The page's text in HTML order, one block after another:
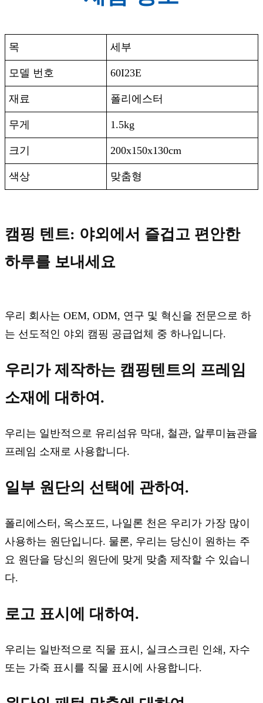
목 세부
모델 번호 60I23E
재료 폴리에스터
무게 1.5kg
크기 200x150x130cm
색상 맞춤형
캠핑 텐트: 야외에서 즐겁고 편안한
하루를 보내세요
우리 회사는 OEM, ODM, 연구 및 혁신을 전문으로 하
는 선도적인 야외 캠핑 공급업체 중 하나입니다.
우리가 제작하는 캠핑텐트의 프레임
소재에 대하여.
우리는 일반적으로 유리섬유 막대, 철관, 알루미늄관을
프레임 소재로 사용합니다.
일부 원단의 선택에 관하여.
폴리에스터, 옥스포드, 나일론 천은 우리가 가장 많이
사용하는 원단입니다. 물론, 우리는 당신이 원하는 주
요 원단을 당신의 원단에 맞게 맞춤 제작할 수 있습니
다.
로고 표시에 대하여.
우리는 일반적으로 직물 표시, 실크스크린 인쇄, 자수
또는 가죽 표시를 직물 표시에 사용합니다.